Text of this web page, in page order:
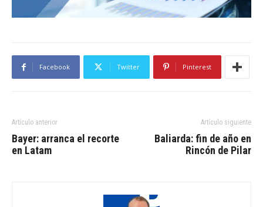
Facebook Twitter Pinterest
Artículo anterior
Bayer: arranca el recorte
en Latam
Artículo siguiente
Baliarda: fin de año en
Rincón de Pilar